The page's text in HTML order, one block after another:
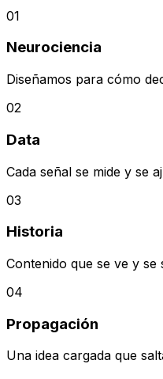
01
Neurociencia
Diseñamos para cómo
02
Data
Cada señal se mide y se
03
Historia
Contenido que se ve y
04
Propagación
Una idea cargada que